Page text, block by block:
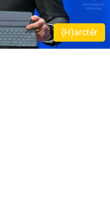
(H)arctér